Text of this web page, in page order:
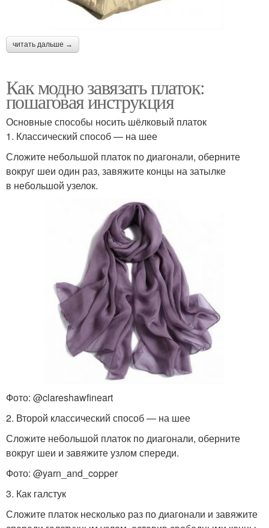
читать дальше →
Как модно завязать платок:
пошаговая инструкция
Основные способы носить шёлковый платок
1. Классический способ — на шее
Сложите небольшой платок по диагонали, оберните
вокруг шеи один раз, завяжите концы на затылке
в небольшой узелок.
Фото: @clareshawfineart
2. Второй классический способ — на шее
Сложите небольшой платок по диагонали, оберните
вокруг шеи и завяжите узлом спереди.
Фото: @yarn_and_copper
3. Как галстук
Сложите платок несколько раз по диагонали и завяжите